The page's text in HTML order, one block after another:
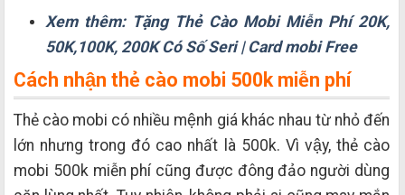
Xem thêm: Tặng Thẻ Cào Mobi Miễn Phí 20K,
50K,100K, 200K Có Số Seri | Card mobi Free
Cách nhận thẻ cào mobi 500k miễn phí
Thẻ cào mobi có nhiều mệnh giá khác nhau từ nhỏ đến
lớn nhưng trong đó cao nhất là 500k. Vì vậy, thẻ cào
mobi 500k miễn phí cũng được đông đảo người dùng